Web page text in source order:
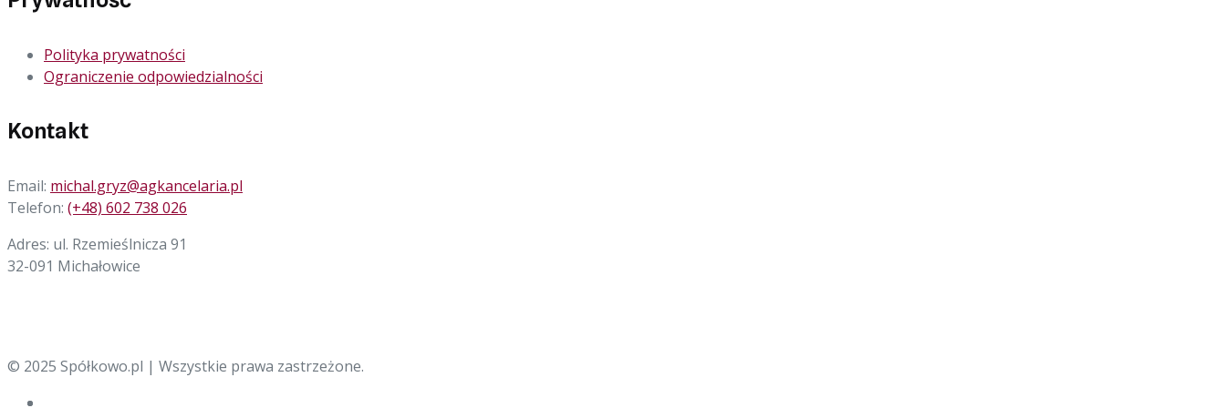
Polityka prywatności
Ograniczenie odpowiedzialności
Kontakt
Email: michal.gryz@agkancelaria.pl
Telefon: (+48) 602 738 026
Adres: ul. Rzemieślnicza 91
32-091 Michałowice
© 2025 Spółkowo.pl | Wszystkie prawa zastrzeżone.